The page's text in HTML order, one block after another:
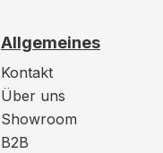
Allgemeines
Kontakt
Über uns
Showroom
B2B